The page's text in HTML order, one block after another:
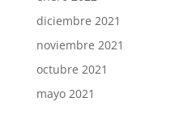
diciembre 2021
noviembre 2021
octubre 2021
mayo 2021